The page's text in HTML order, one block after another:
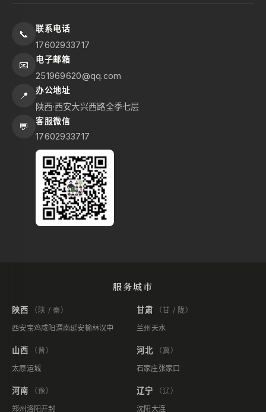
📞 联系电话
17602933717
📧 电子邮箱
251969620@qq.com
📍 办公地址
陕西·西安大兴西路全季七层
💬 客服微信
17602933717
服务城市
陕西
（陕 / 秦）
西安宝鸡咸阳 渭南延安榆林汉中
甘肃
（甘 / 陇）
兰州 天水
山西
（晋）
太原运城
河北
（冀）
石家庄张家口
河南
（豫）
郑州 洛阳开封
辽宁
（辽）
沈阳 大连